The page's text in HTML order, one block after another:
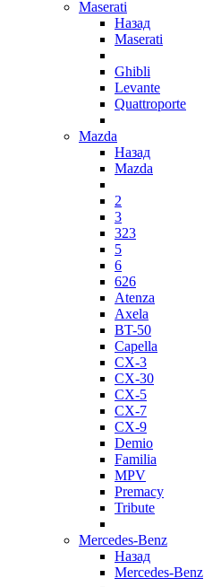
Maserati
Назад
Maserati
Ghibli
Levante
Quattroporte
Mazda
Назад
Mazda
2
3
323
5
6
626
Atenza
Axela
BT-50
Capella
CX-3
CX-30
CX-5
CX-7
CX-9
Demio
Familia
MPV
Premacy
Tribute
Mercedes-Benz
Назад
Mercedes-Benz